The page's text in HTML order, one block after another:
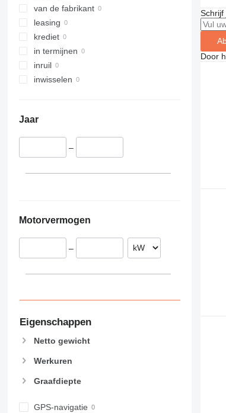
van de fabrikant
leasing
krediet
in termijnen
inruil
inwisselen
Jaar
–
Motorvermogen
–
Eigenschappen
Netto gewicht
Werkuren
Graafdiepte
GPS-navigatie
Schrijf
Door